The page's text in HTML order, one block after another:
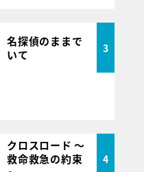
名探偵のままで
いて
3
クロスロード ～
救命救急の約束
4